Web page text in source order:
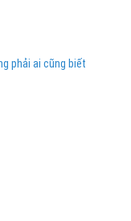
phải ai cũng biết